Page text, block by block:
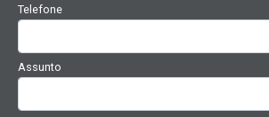
Telefone
Assunto